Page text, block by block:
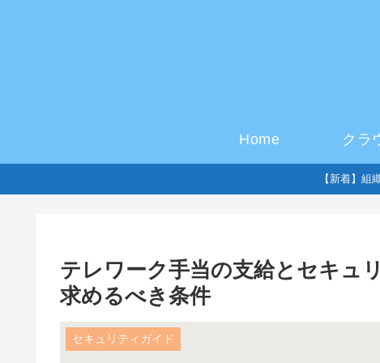
Home クラ
【新着】組
テレワーク手当の支給とセキュ
求めるべき条件
セキュリティガイド